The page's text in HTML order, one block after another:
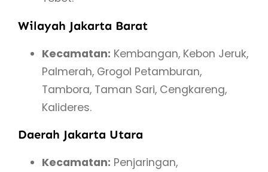
Wilayah Jakarta Barat
Kecamatan: Kembangan, Kebon Jeruk,
Palmerah, Grogol Petamburan,
Tambora, Taman Sari, Cengkareng,
Kalideres.
Daerah Jakarta Utara
Kecamatan: Penjaringan,